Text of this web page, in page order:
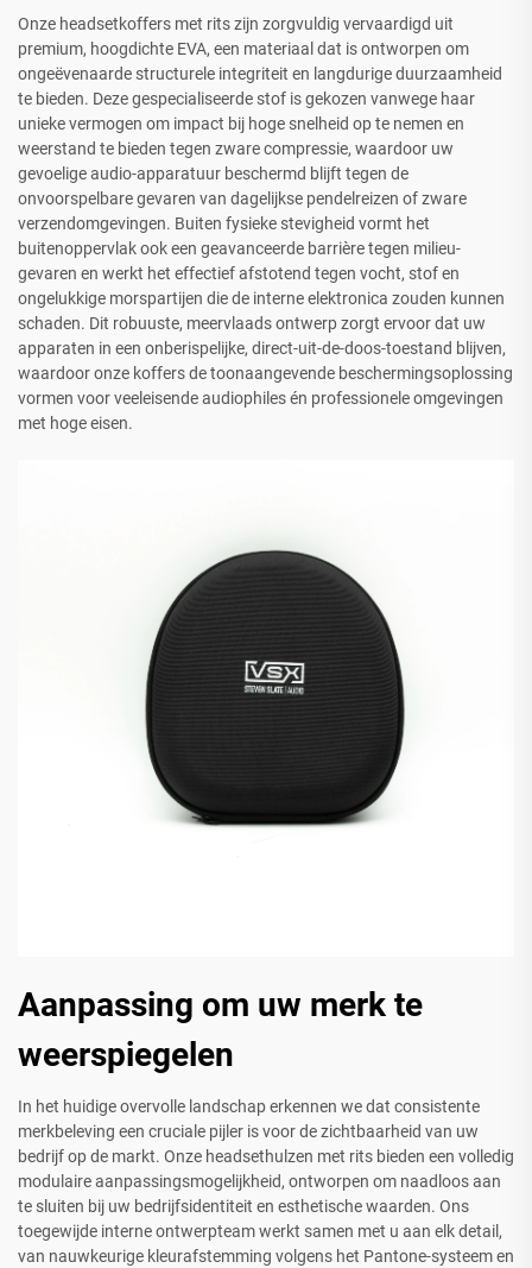
Onze headsetkoffers met rits zijn zorgvuldig vervaardigd uit
premium, hoogdichte EVA, een materiaal dat is ontworpen om
ongeëvenaarde structurele integriteit en langdurige duurzaamheid
te bieden. Deze gespecialiseerde stof is gekozen vanwege haar
unieke vermogen om impact bij hoge snelheid op te nemen en
weerstand te bieden tegen zware compressie, waardoor uw
gevoelige audio-apparatuur beschermd blijft tegen de
onvoorspelbare gevaren van dagelijkse pendelreizen of zware
verzendomgevingen. Buiten fysieke stevigheid vormt het
buitenoppervlak ook een geavanceerde barrière tegen milieu-
gevaren en werkt het effectief afstotend tegen vocht, stof en
ongelukkige morspartijen die de interne elektronica zouden kunnen
schaden. Dit robuuste, meervlaads ontwerp zorgt ervoor dat uw
apparaten in een onberispelijke, direct-uit-de-doos-toestand blijven,
waardoor onze koffers de toonaangevende beschermingsoplossing
vormen voor veeleisende audiophiles én professionele omgevingen
met hoge eisen.
Aanpassing om uw merk te
weerspiegelen
In het huidige overvolle landschap erkennen we dat consistente
merkbeleving een cruciale pijler is voor de zichtbaarheid van uw
bedrijf op de markt. Onze headsethulzen met rits bieden een volledig
modulaire aanpassingsmogelijkheid, ontworpen om naadloos aan
te sluiten bij uw bedrijfsidentiteit en esthetische waarden. Ons
toegewijde interne ontwerpteam werkt samen met u aan elk detail,
van nauwkeurige kleurafstemming volgens het Pantone-systeem en